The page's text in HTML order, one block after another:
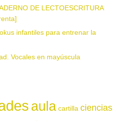
DE LECTOESCRITURA
infantiles para entrenar la
Vocales en mayúscula
aula cartilla ciencias